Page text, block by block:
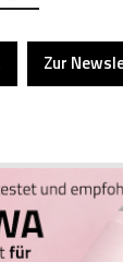
Zur